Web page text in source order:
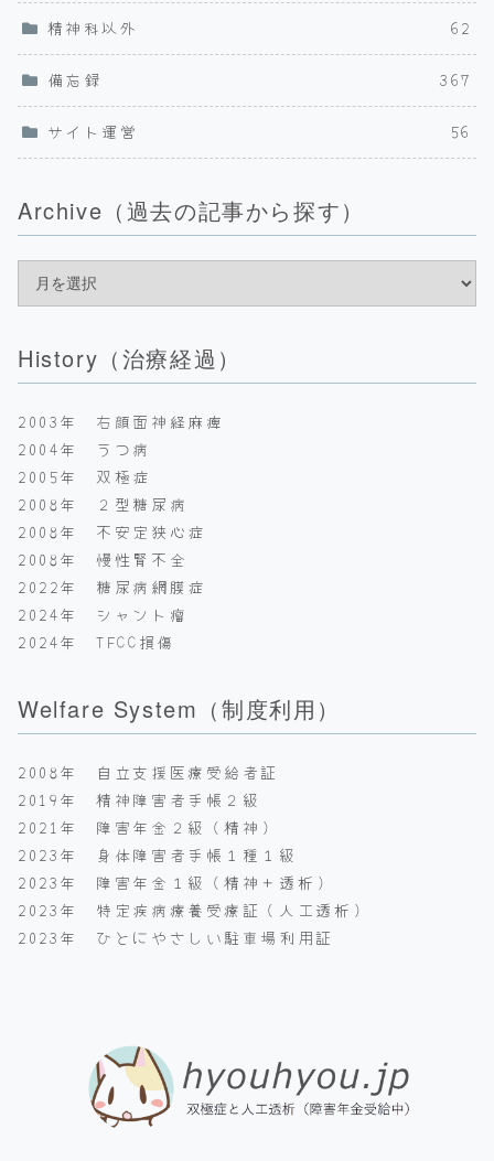
精神科以外 62
備忘録 367
サイト運営 56
Archive（過去の記事から探す）
History（治療経過）
2003年 右顔面神経麻痺
2004年 うつ病
2005年 双極症
2008年 ２型糖尿病
2008年 不安定狭心症
2008年 慢性腎不全
2022年 糖尿病網膜症
2024年 シャント瘤
2024年 TFCC損傷
Welfare System（制度利用）
2008年 自立支援医療受給者証
2019年 精神障害者手帳２級
2021年 障害年金２級（精神）
2023年 身体障害者手帳１種１級
2023年 障害年金１級（精神＋透析）
2023年 特定疾病療養受療証（人工透析）
2023年 ひとにやさしい駐車場利用証